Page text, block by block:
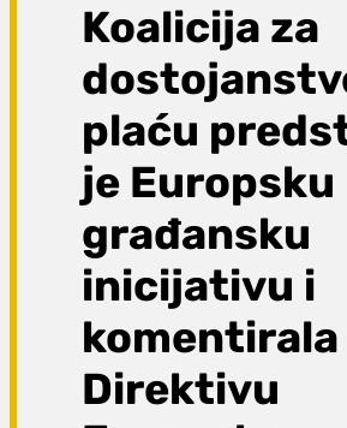
Koalicija za
plaću
je Europsku
građansku
inicijativu i
komentirala
Direktivu